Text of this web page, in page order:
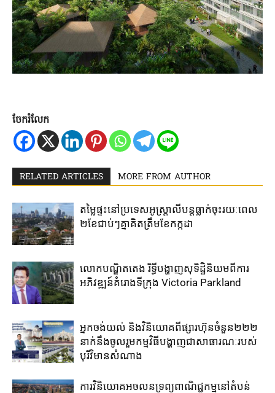
ចែករំលែក
RELATED ARTICLES MORE FROM AUTHOR
តម្លៃ​ផ្ទះ​នៅ​ប្រទេស​អូស្ត្រាលី​បន្ត​ធ្លាក់​ចុះ​រយៈ​ពេល​
២​ខែ​ជាប់ៗ​គ្នា​គិត​ត្រឹម​ខែ​កក្កដា​
លោកបណ្ឌិតតេង រិទ្ធីបង្ហាញសុទិដ្ឋិនិយមពីការ
អភិវឌ្ឍន៍គំរោងទីក្រុង Victoria Parkland
អ្នកចង់យល់​ និងវិនិយោគ​ពី​ផ្សារហ៊ុន​ចំនួន​២២២​
នាក់​នឹង​ចូលរួម​កម្មវិធី​បង្ហាញ​ជាសាធារណៈ​របស់​
បុរី​វិមានសំណាង
ការវិនិយោគ​អចលនទ្រព្យ​ពាណិជ្ជកម្ម​នៅ​តំបន់